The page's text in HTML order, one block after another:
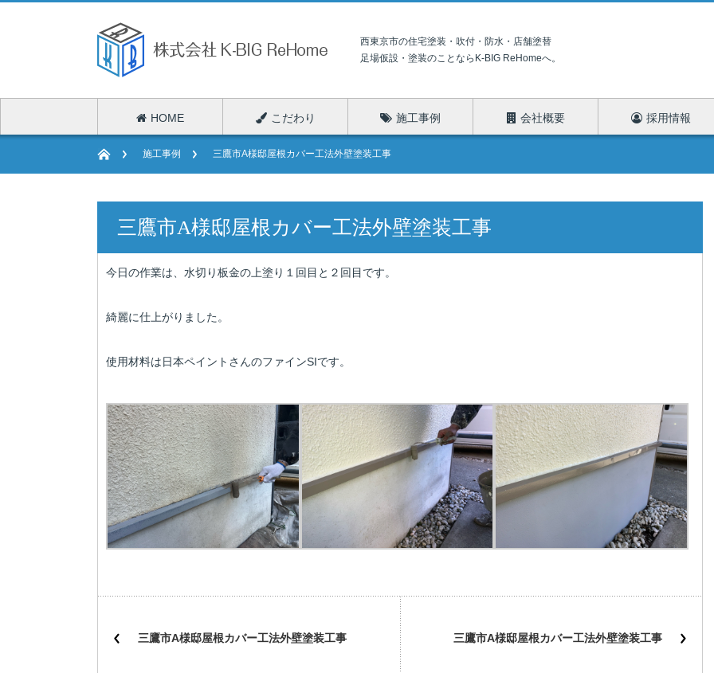
西東京市の住宅塗装・吹付・防水・店舗塗替
足場仮設・塗装のことならK-BIG ReHomeへ。
HOME こだわり 施工事例 会社概要 採用情報
施工事例 三鷹市A様邸屋根カバー工法外壁塗装工事
三鷹市A様邸屋根カバー工法外壁塗装工事
今日の作業は、水切り板金の上塗り１回目と２回目です。
綺麗に仕上がりました。
使用材料は日本ペイントさんのファインSIです。
三鷹市A様邸屋根カバー工法外壁塗装工事 三鷹市A様邸屋根カバー工法外壁塗装工事